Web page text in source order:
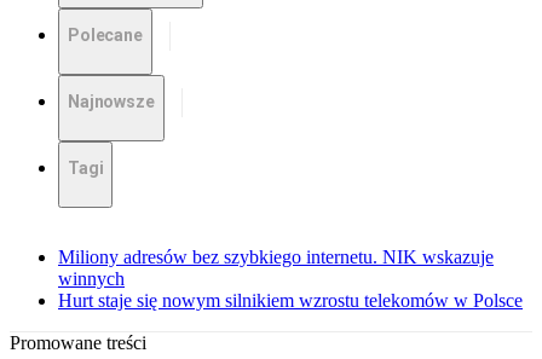
Polecane
Najnowsze
Tagi
Miliony adresów bez szybkiego internetu. NIK wskazuje
winnych
Hurt staje się nowym silnikiem wzrostu telekomów w Polsce
Promowane treści